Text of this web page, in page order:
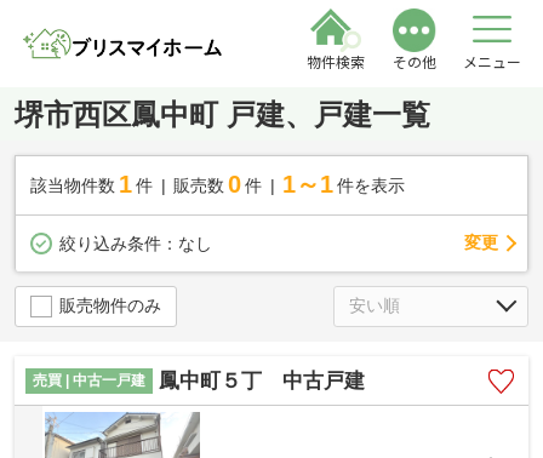
物件検索 その他 メニュー
堺市西区鳳中町 戸建、戸建一覧
該当物件数 1件 販売数 0 件 1～1 件を表示
絞り込み条件： なし 変更
販売物件のみ
売買 | 中古一戸建 鳳中町５丁 中古戸建